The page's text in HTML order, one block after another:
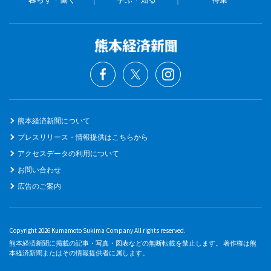
熊本経済新聞について
プレスリリース・情報提供はこちらから
アクセスデータの利用について
お問い合わせ
広告のご案内
Copyright 2026 Kumamoto Sukima Company All rights reserved.
熊本経済新聞に掲載の記事・写真・図表などの無断転載を禁止します。 著作権は熊
本経済新聞またはその情報提供者に属します。